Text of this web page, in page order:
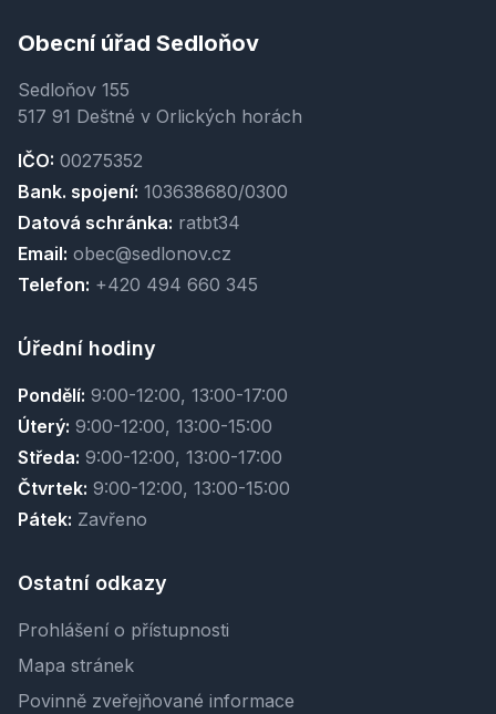
Obecní úřad Sedloňov
Sedloňov 155
517 91 Deštné v Orlických horách
IČO: 00275352
Bank. spojení: 103638680/0300
Datová schránka: ratbt34
Email: obec@sedlonov.cz
Telefon: +420 494 660 345
Úřední hodiny
Pondělí: 9:00-12:00, 13:00-17:00
Úterý: 9:00-12:00, 13:00-15:00
Středa: 9:00-12:00, 13:00-17:00
Čtvrtek: 9:00-12:00, 13:00-15:00
Pátek: Zavřeno
Ostatní odkazy
Prohlášení o přístupnosti
Mapa stránek
Povinně zveřejňované informace